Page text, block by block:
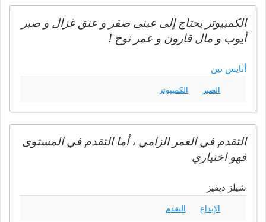
الكمبيوتر يحتاج إلى عينى صقر و عنق غزال و صبر
أيوب و مال قارون و عمر نوح !
أنايس نين
الصبر الكمبيوتر
التقدم في العمر الزامي ، أما التقدم في المستوى
فهو اختياري
شيلز ديفيز
الإبداع التقدم